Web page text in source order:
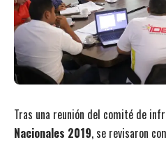
Tras una reunión del comité de
Nacionales 2019, se revisaron